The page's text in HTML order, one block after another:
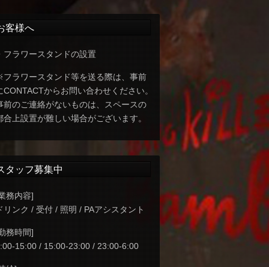
客様へ
フラワースタンドの設置
ラワースタンド等を送る際は、事前
CONTACTからお問い合わせください。
前のご連絡がないものは、スペースの
合上設置が難しい場合がございます。
タッフ募集中
務内容]
リンク / 受付 / 照明 / PAアシスタント
務時間]
15:00 / 15:00-23:00 / 23:00-6:00